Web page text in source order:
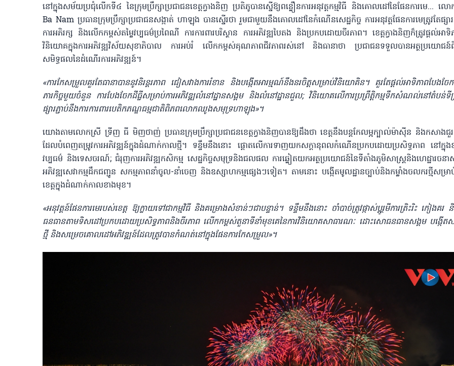
នៅក្នុងសម័យប្រជុំលើកទី៤ នៃក្រុមប្រឹក្សាប្រជាជនខេត្តក្វាងនិញ ប្រតិភូបានស្នើឱ្យពន្លឿនការអនុវត្តកម្មវិធី និងគោលដៅនៃផែនការមេ...
Ba Nam ប្រធានក្រុមប្រឹក្សាប្រជាជនសង្កាត់ ហាឡុង បានស្នើរ​ថា រួម​ជាមួយនឹងគោលដៅនៃកំណើនសេដ្ឋកិច្ច ការអនុវត្តផែនការមេ​ត្រូវតែផ្សា
ការអភិរក្ស និងលើកកម្ពស់តម្លៃវប្បធម៌ប្រពៃណី ការការពារបរិស្ថាន ការអភិវឌ្ឍបៃតង និងប្រកបដោយចីរភាព។ ខេត្តក្វាងនិញក៏ត្រូវផ្តល់អា
វិនិយោគក្នុងការអភិវឌ្ឍ​វិស័យសុខាភិបាល ការអប់រំ លើកកម្ពស់គុណភាពជីវភាពរស់នៅ និងធានាថា ប្រជាជនទទួលបាន​អត្ថប្រយោជន៍
សមិទ្ធផលនៃដំណើរការអភិវឌ្ឍន៍។
«ការកែសម្រួលគួរតែធានាបាននូវនិរន្តរភាព ជៀសវាងការរំខាន និងបង្កើតអារម្មណ៍​នឹងនរចិត្តសម្រាប់វិនិយោគិន។ គួរតែផ្តល់អាទិភាព​បែងច
ភារកិច្ចមួយចំនួន ការបែងចែកដីធ្លីសម្រាប់ការអភិវឌ្ឍលំនៅដ្ឋានសង្គម និងលំនៅដ្ឋានជួល; វិនិយោគលើការប្រព្រឹត្តិកម្ម​ទឹកសំណល់នៅតំប
ផ្សារភ្ជាប់​នឹងការការពារ​បេតិកភណ្ឌធម្មជាតិពិភពលោកឈូងសមុទ្រហាឡុង»​។
យោងតាមលោកស្រី ទ្រីញ ធី មិញថាញ់ ប្រធានក្រុមប្រឹក្សាប្រជាជនខេត្តក្វាងនិញបាន​ឱ្យដឹងថា ខេត្តនឹងបន្តកែលម្អ​ក្បាល់​ម៉ាស៊ីន និងកសាង​ជួរ​
ដែល​បំពេញ​​តម្រូវការ​អភិវឌ្ឍន៍ក្នុង​ដំណាក់​កាល​ថ្មី។ ទន្ទឹមនឹងនោះ ផ្តោតលើការទាញយកសក្តានុពលកំណើនប្រកបដោយប្រសិទ្ធភាព នៅក្នុង
វប្បធម៌ និងទេសចរណ៍; ជំរុញការអភិវឌ្ឍកសិកម្ម សេដ្ឋកិច្ចសមុទ្រនិងជលផល ការឆ្លៀត​យកអត្ថប្រយោជន៍​នៃ​ទីតាំង​ភូមិសាស្ត្រនិងហេដ្ឋារចនាស
អភិវឌ្ឍសេវាកម្មដឹកជញ្ជូន សកម្មភាពនាំចូល-នាំចេញ និងឧស្សាហកម្មផ្សេងៗទៀត។ តាមនោះ បង្កើតមូលដ្ឋានច្បាប់និងកម្លាំងចលករថ្មីសម្រា
ខេត្តក្នុងដំណាក់កាលខាងមុខ​។
«អនុវត្តន៍ផែនការមេ​របស់​ខេត្ត ឱ្យ​ក្លាយ​​ទៅជាកម្មវិធី និងគម្រោងសំខាន់ៗជាបន្ទាន់​​។ ទន្ទឹមនឹងនោះ ចាំបាច់ត្រូវផ្កាស់ប្តូរ្ថមី​ការត្រិះរិះ កៀង​គរ
ធនធាន​តាមទិសដៅប្រកបដោយប្រសិទ្ធភាពនិងចីរភាព លើកកម្ពស់តួនាទីនាំមុខគេនៃការវិនិយោគសាធារណៈ ដោះសោធនធានសង្គម បង្កើត
ថ្មី និងសម្រេចគោលដៅអភិវឌ្ឍន៍ដែលត្រូវ​បាន​កំណត់នៅក្នុងផែនការកែសម្រួល»​។